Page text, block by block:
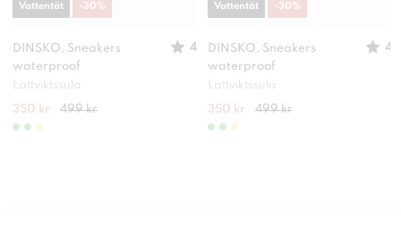
DINSKO, Sneakers
waterproof
4
Lättviktssula
350 kr 499 kr
Vattentät -30%
DINSKO, Sneakers
waterproof
4
Lättviktssula
350 kr 499 kr
Vattentät -30%